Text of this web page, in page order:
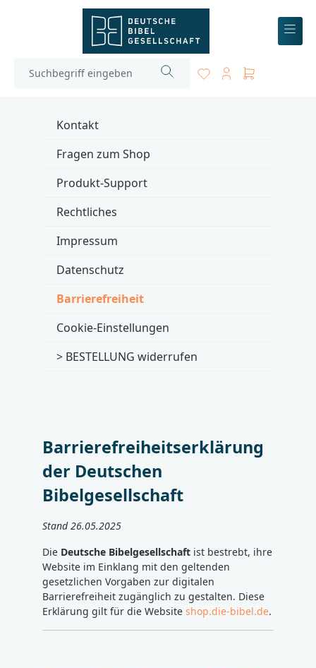
Kontakt
Fragen zum Shop
Produkt-Support
Rechtliches
Impressum
Datenschutz
Barrierefreiheit
Cookie-Einstellungen
> BESTELLUNG widerrufen
Barrierefreiheitserklärung
der Deutschen
Bibelgesellschaft
Stand 26.05.2025
Die Deutsche Bibelgesellschaft ist bestrebt, ihre
Website im Einklang mit den geltenden
gesetzlichen Vorgaben zur digitalen
Barrierefreiheit zugänglich zu gestalten. Diese
Erklärung gilt für die Website shop.die-bibel.de.